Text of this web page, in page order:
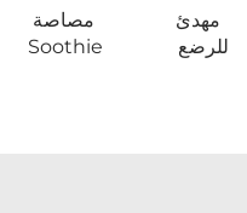
مهدئ
للرضع
مصاصة
Soothie